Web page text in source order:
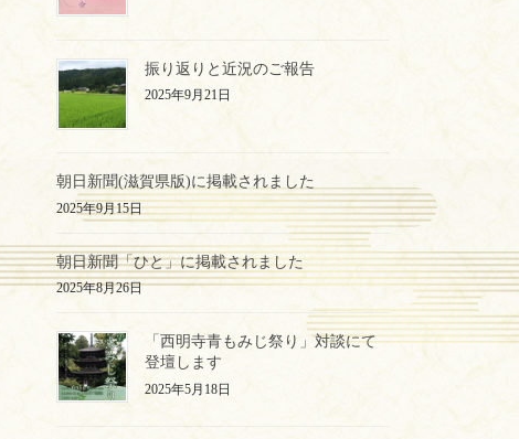
振り返りと近況のご報告
2025年9月21日
朝日新聞(滋賀県版)に掲載されました
2025年9月15日
朝日新聞「ひと」に掲載されました
2025年8月26日
「西明寺青もみじ祭り」対談にて
登壇します
2025年5月18日